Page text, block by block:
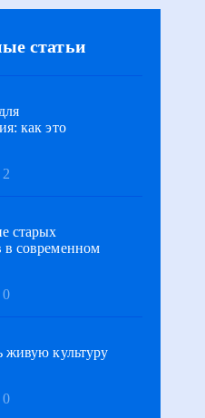
статьи
как это
старых
в современном
живую культуру